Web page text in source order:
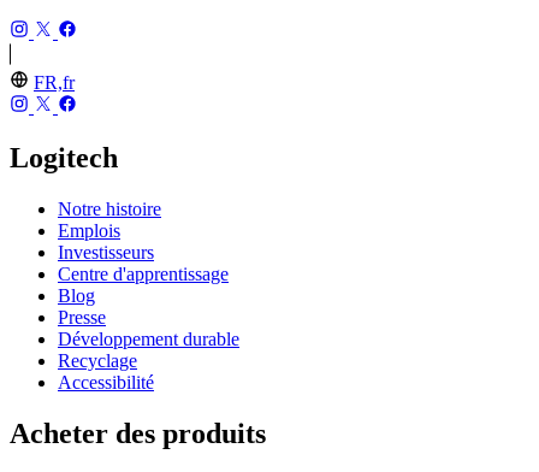
FR,fr
Logitech
Notre histoire
Emplois
Investisseurs
Centre d'apprentissage
Blog
Presse
Développement durable
Recyclage
Accessibilité
Acheter des produits